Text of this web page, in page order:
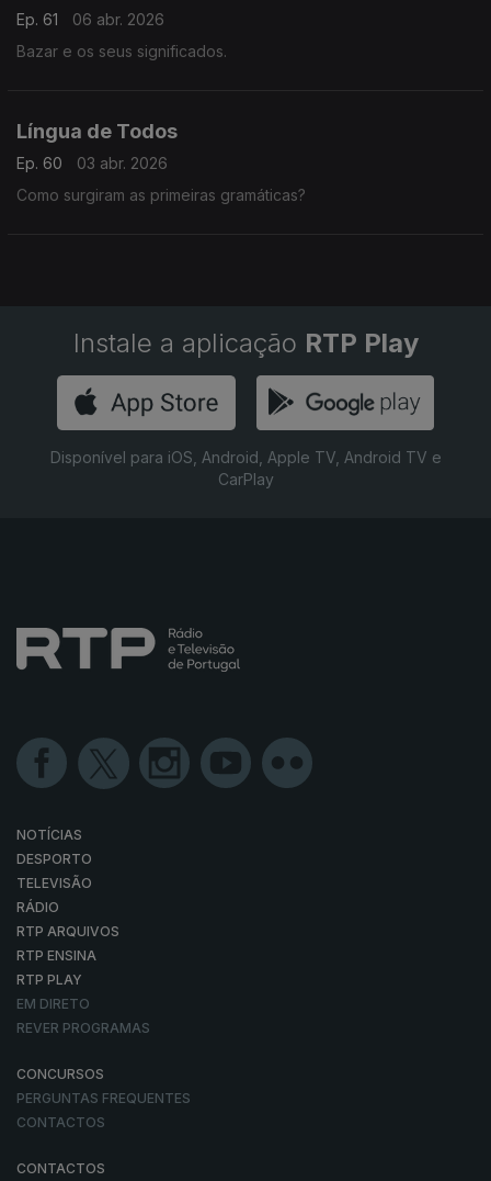
Ep. 61
06 abr. 2026
Bazar e os seus significados.
Língua de Todos
Ep. 60
03 abr. 2026
Como surgiram as primeiras gramáticas?
Instale a aplicação RTP Play
Disponível para iOS, Android, Apple TV, Android TV e
CarPlay
NOTÍCIAS
DESPORTO
TELEVISÃO
RÁDIO
RTP ARQUIVOS
RTP ENSINA
RTP PLAY
EM DIRETO
REVER PROGRAMAS
CONCURSOS
PERGUNTAS FREQUENTES
CONTACTOS
CONTACTOS